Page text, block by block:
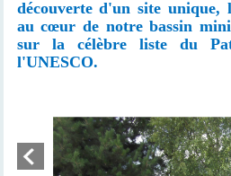
découverte d'un site unique,
au cœur de notre bassin
sur la célèbre liste du
l'UNESCO.